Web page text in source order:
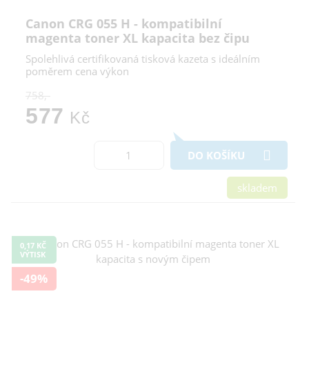
Canon CRG 055 H - kompatibilní
magenta toner XL kapacita bez čipu
Spolehlivá certifikovaná tisková kazeta s ideálním
poměrem cena výkon
758,-
577 Kč
DO KOŠÍKU
skladem
0,17 KČ
VÝTISK
-49%